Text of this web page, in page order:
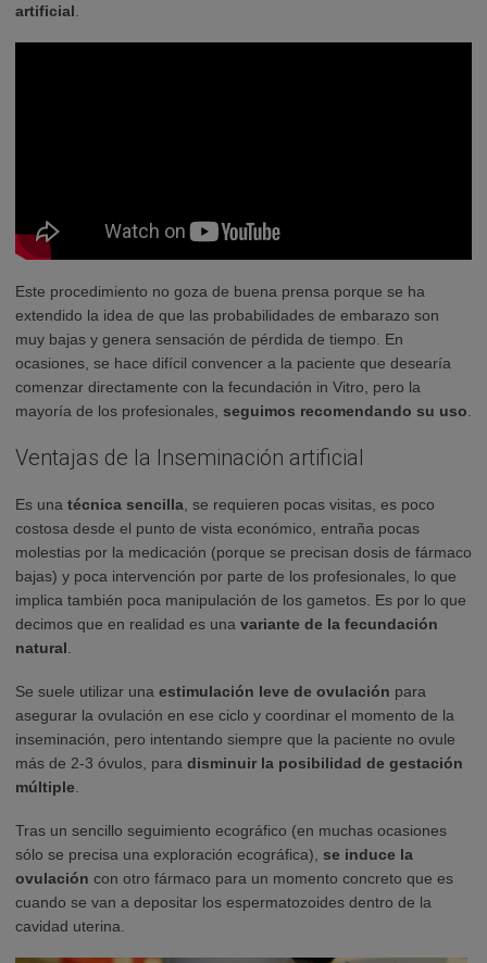
artificial
Este procedimiento no goza de buena prensa porque se ha
extendido la idea de que las probabilidades de embarazo son
muy bajas y genera sensación de pérdida de tiempo. En
ocasiones, se hace difícil convencer a la paciente que desearía
comenzar directamente con la fecundación in Vitro, pero la
mayoría de los profesionales, seguimos recomendando su uso
Ventajas de la Inseminación artificial
Es una técnica sencilla , se requieren pocas visitas, es poco
costosa desde el punto de vista económico, entraña pocas
molestias por la medicación (porque se precisan dosis de fármaco
bajas) y poca intervención por parte de los profesionales, lo que
implica también poca manipulación de los gametos. Es por lo que
decimos que en realidad es una variante de la fecundación
natural
Se suele utilizar una estimulación leve de ovulación para
asegurar la ovulación en ese ciclo y coordinar el momento de la
inseminación, pero intentando siempre que la paciente no ovule
más de 2-3 óvulos, para disminuir la posibilidad de gestación
múltiple
Tras un sencillo seguimiento ecográfico (en muchas ocasiones
sólo se precisa una exploración ecográfica), se induce la
ovulación con otro fármaco para un momento concreto que es
cuando se van a depositar los espermatozoides dentro de la
cavidad uterina.